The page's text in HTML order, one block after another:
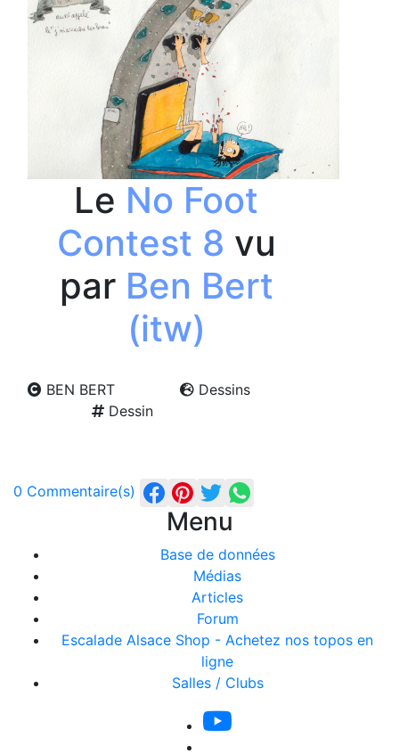
Le No Foot
Contest 8 vu
par Ben Bert
(itw)
BEN BERT
Dessins
Dessin
0 Commentaire(s)
Menu
Base de données
Médias
Articles
Forum
Escalade Alsace Shop - Achetez nos topos en
ligne
Salles / Clubs